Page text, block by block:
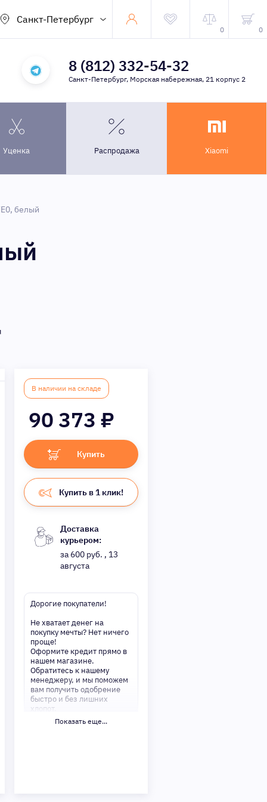
Санкт-Петербург
0 0
8 (812) 332-54-32
Санкт-Петербург, Морская набережная, 21 корпус 2
Уценка Распродажа Xiaomi
белый
В наличии на складе
90 373 ₽
Купить
Купить в 1 клик!
Доставка
курьером:
за 600 руб. , 13
августа
Дорогие покупатели!
Не хватает денег на
покупку мечты? Нет ничего
проще!
Оформите кредит прямо в
нашем магазине.
Обратитесь к нашему
менеджеру, и мы поможем
вам получить одобрение
быстро и без лишних
хлопот.
Показать еще...